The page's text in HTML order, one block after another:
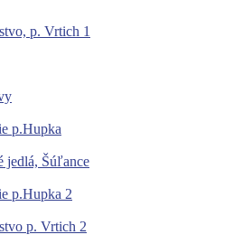
p. Vrtich 1
p.Hupka
jedlá, Šúľance
p.Hupka 2
p. Vrtich 2